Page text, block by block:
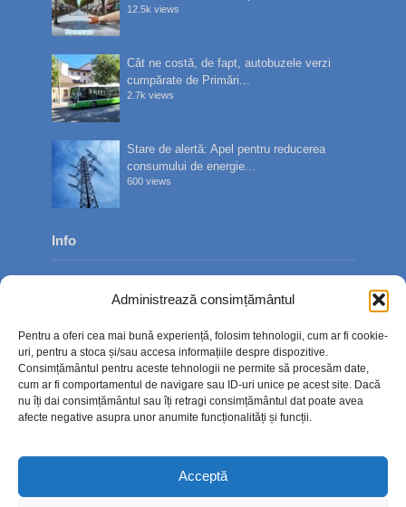
Administrează consimțământul
Pentru a oferi cea mai bună experiență, folosim tehnologii, cum ar fi cookie-
uri, pentru a stoca și/sau accesa informațiile despre dispozitive.
Consimțământul pentru aceste tehnologii ne permite să procesăm date,
cum ar fi comportamentul de navigare sau ID-uri unice pe acest site. Dacă
nu îți dai consimțământul sau îți retragi consimțământul dat poate avea
afecte negative asupra unor anumite funcționalități și funcții.
Acceptă
12.5k views
Cât ne costă, de fapt, autobuzele verzi
cumpărate de Primări...
2.7k views
Stare de alertă: Apel pentru reducerea
consumului de energie...
600 views
Info
Contact
Politica de confidențialitate
Politică cookie-uri (UE)